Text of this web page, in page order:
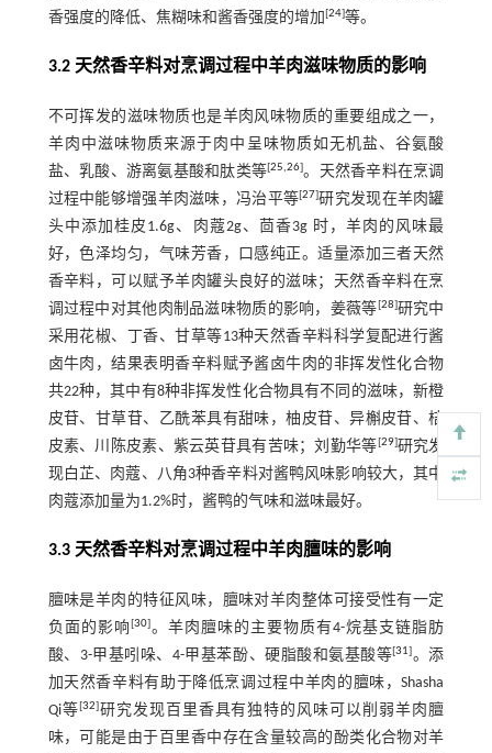
香强度的降低、焦糊味和酱香强度的增加 [24]等。
3.2 天然香辛料对烹调过程中羊肉滋味物质的影响
不可挥发的滋味物质也是羊肉风味物质的重要组成之一，
羊肉中滋味物质来源于肉中呈味物质如无机盐、谷氨酸
盐、乳酸、游离氨基酸和肽类等[25,26]。天然香辛料在烹调
过程中能够增强羊肉滋味，冯治平等[27]研究发现在羊肉罐
头中添加桂皮1.6g、肉蔻2g、茴香3g 时，羊肉的风味最
好，色泽均匀，气味芳香，口感纯正。适量添加三者天然
香辛料，可以赋予羊肉罐头良好的滋味；天然香辛料在烹
调过程中对其他肉制品滋味物质的影响，姜薇等[28]研究中
采用花椒、丁香、甘草等13种天然香辛料科学复配进行酱
卤牛肉，结果表明香辛料赋予酱卤牛肉的非挥发性化合物
共22种，其中有8种非挥发性化合物具有不同的滋味，新橙
皮苷、甘草苷、乙酰苯具有甜味，柚皮苷、异槲皮苷、桔
皮素、川陈皮素、紫云英苷具有苦味；刘勤华等[29]研究发
现白芷、肉蔻、八角3种香辛料对酱鸭风味影响较大，其中
肉蔻添加量为1.2%时，酱鸭的气味和滋味最好。
3.3 天然香辛料对烹调过程中羊肉膻味的影响
膻味是羊肉的特征风味，膻味对羊肉整体可接受性有一定
负面的影响 [30]。羊肉膻味的主要物质有4-烷基支链脂肪
酸、3-甲基吲哚、4-甲基苯酚、硬脂酸和氨基酸等[31]。添
加天然香辛料有助于降低烹调过程中羊肉的膻味，Shasha
Qi等[32]研究发现百里香具有独特的风味可以削弱羊肉膻
味，可能是由于百里香中存在含量较高的酚类化合物对羊